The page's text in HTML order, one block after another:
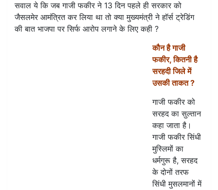
सवाल ये कि जब गाजी फकीर ने 13 दिन पहले ही सरकार को
जैसलमेर आमंत्रित कर लिया था तो क्या मुख्यमंत्री ने हॉर्स ट्रेडिंग
की बात भाजपा पर सिर्फ आरोप लगाने के लिए कही ?
कौन है गाजी
फकीर, कितनी है
सरहदी जिले में
उसकी ताकत ?
गाजी फकीर को
सरहद का सुल्तान
कहा जाता है।
गाजी फकीर सिंधी
मुस्लिमों का
धर्मगुरू है, सरहद
के दोनों तरफ
सिंधी मुसलमानों में